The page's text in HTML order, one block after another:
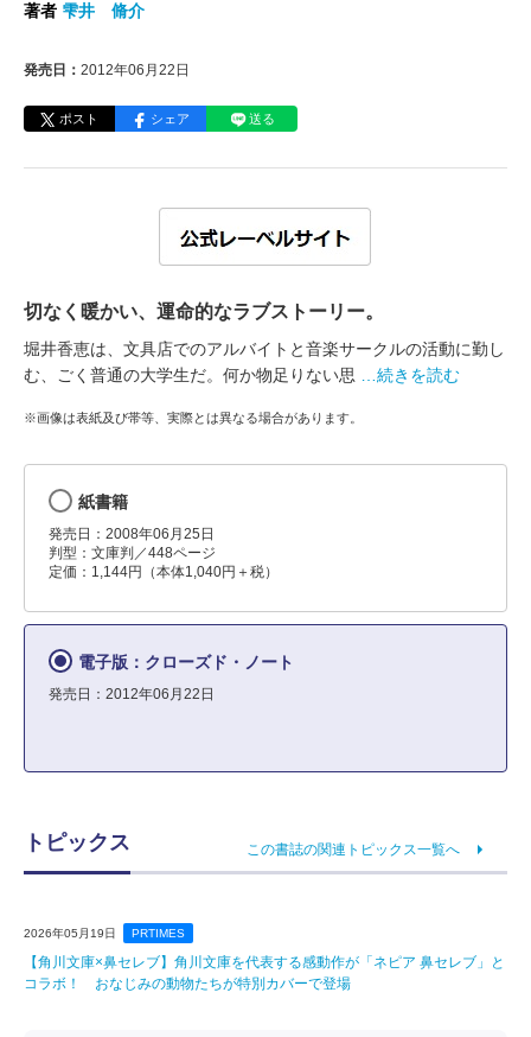
著者 雫井 脩介
発売日： 2012年06月22日
ポスト シェア 送る
切なく暖かい、運命的なラブストーリー。
堀井香恵は、文具店でのアルバイトと音楽サークルの活動に勤し
む、ごく普通の大学生だ。何か物足りない思
…続きを読む
※画像は表紙及び帯等、実際とは異なる場合があります。
紙書籍
発売日：2008年06月25日
判型：文庫判／448ページ
定価：1,144円（本体1,040円＋税）
電子版：クローズド・ノート
発売日：2012年06月22日
トピックス この書誌の関連トピックス一覧へ
2026年05月19日 PRTIMES
【角川文庫×鼻セレブ】角川文庫を代表する感動作が「ネピア 鼻セレブ」と
コラボ！ おなじみの動物たちが特別カバーで登場